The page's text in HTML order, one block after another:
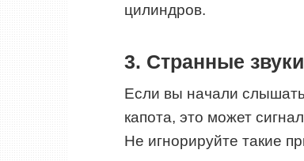
цилиндров.
3. Странные
Если вы начали слышать
капота, это может
Не игнорируйте такие